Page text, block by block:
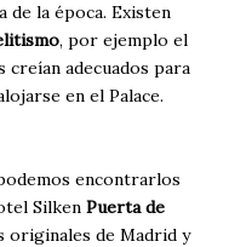
de la época. Existen
, por ejemplo el
creían adecuados para
en el Palace.
encontrarlos
Silken Puerta de
originales de Madrid y